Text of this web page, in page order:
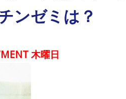
ンゼミは？
木曜日